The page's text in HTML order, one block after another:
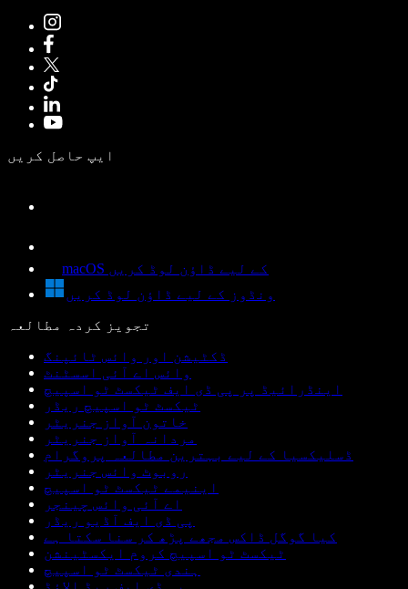
ایپ حاصل کریں
macOS کے لیے ڈاؤن لوڈ کریں
ونڈوز کے لیے ڈاؤن لوڈ کریں
تجویز کردہ مطالعہ
ڈکٹیشن اور وائس ٹائپنگ
وائس اے آئی اسسٹنٹ
اینڈرائیڈ پر پی ڈی ایف ٹیکسٹ ٹو اسپیچ
ٹیکسٹ ٹو اسپیچ ریڈر
خاتون آواز جنریٹر
مردانہ آواز جنریٹر
ڈسلیکسیا کے لیے بہترین مطالعہ پروگرام
روبوٹ وائس جنریٹر
اینیمے ٹیکسٹ ٹو اسپیچ
اے آئی وائس چینجر
پی ڈی ایف آڈیو ریڈر
کیا گوگل ڈاکس مجھے پڑھ کر سنا سکتا ہے
ٹیکسٹ ٹو اسپیچ کروم ایکسٹینشن
ہندی ٹیکسٹ ٹو اسپیچ